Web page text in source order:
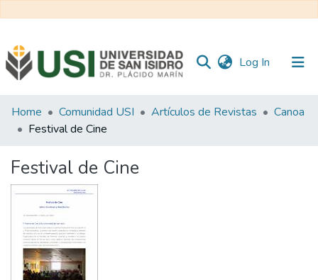
Log In (current)
Communities
&
All of RI USI
Statistics
Home Comunidad USI Artículos de Revistas
Canoa
Festival de Cine
Festival de Cine